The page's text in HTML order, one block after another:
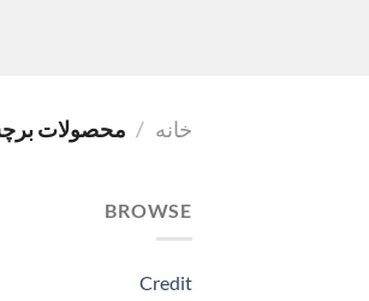
خانه / محصولات
BROWSE
Credit